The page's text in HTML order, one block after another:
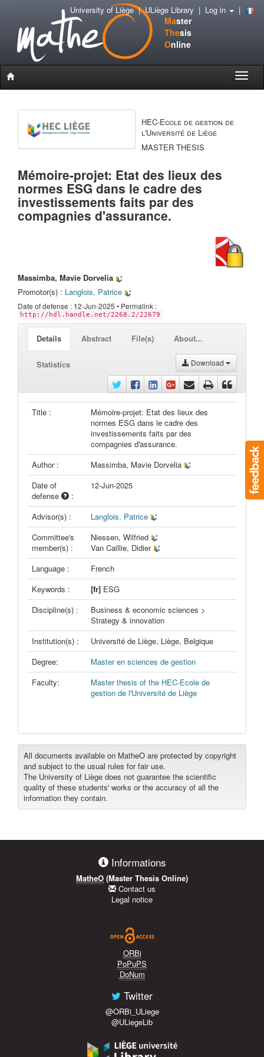
Master
Thesis
Online
Toggle
University of Liège|ULiège Library | Log in |
HEC-Ecole de gestion de
l'Université de Liège
MASTER THESIS
Mémoire-projet: Etat des lieux des
normes ESG dans le cadre des
investissements faits par des
compagnies d'assurance.
Massimba, Mavie Dorvelia
Promotor(s) : Langlois, Patrice
Date of defense : 12-Jun-2025 • Permalink :
http://hdl.handle.net/2268.2/22679
Details Abstract File(s) About...
Statistics Download
Title :
Mémoire-projet: Etat des lieux des
normes ESG dans le cadre des
investissements faits par des
compagnies d'assurance.
Author :
Massimba, Mavie Dorvelia
Date of
defense
:
12-Jun-2025
Advisor(s) :
Langlois, Patrice
Committee's
member(s) :
Niessen, Wilfried
Van Caillie, Didier
Language :
French
Keywords :
[fr] ESG
Discipline(s) :
Business & economic sciences >
Strategy & innovation
Institution(s) :
Université de Liège, Liège, Belgique
Degree:
Master en sciences de gestion
Faculty:
Master thesis of the HEC-Ecole de
gestion de l'Université de Liège
All documents available on MatheO are protected by copyright
and subject to the usual rules for fair use.
The University of Liège does not guarantee the scientific
quality of these students' works or the accuracy of all the
information they contain.
Informations
MatheO (Master Thesis Online)
Contact us
Legal notice
ORBi
PoPuPS
DoNum
Twitter
@ORBi_ULiege
@ULiegeLib